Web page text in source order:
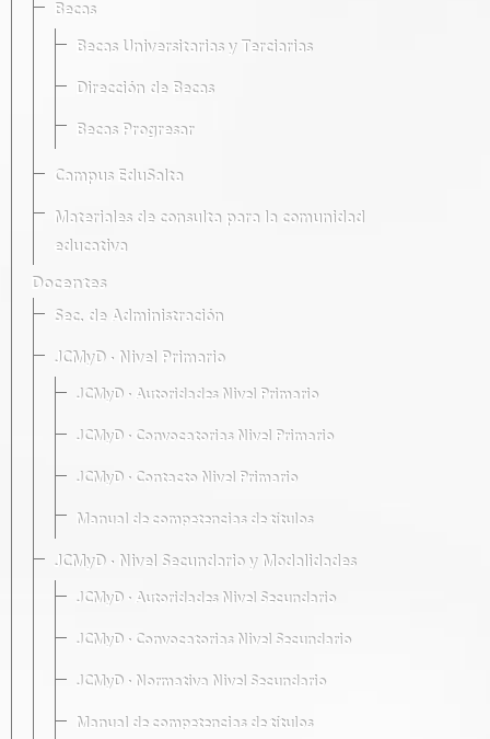
Becas
Becas Universitarias y Terciarias
Dirección de Becas
Becas Progresar
Campus EduSalta
Materiales de consulta para la comunidad
educativa
Docentes
Sec. de Administración
JCMyD · Nivel Primario
JCMyD · Autoridades Nivel Primario
JCMyD · Convocatorias Nivel Primario
JCMyD · Contacto Nivel Primario
Manual de competencias de títulos
JCMyD · Nivel Secundario y Modalidades
JCMyD · Autoridades Nivel Secundario
JCMyD · Convocatorias Nivel Secundario
JCMyD · Normativa Nivel Secundario
Manual de competencias de títulos